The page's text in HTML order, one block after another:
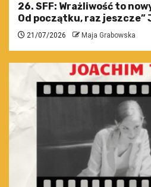
26. SFF: Wrażliwość to
Od początku, raz jeszcze”
21/07/2026 Maja Grabowska